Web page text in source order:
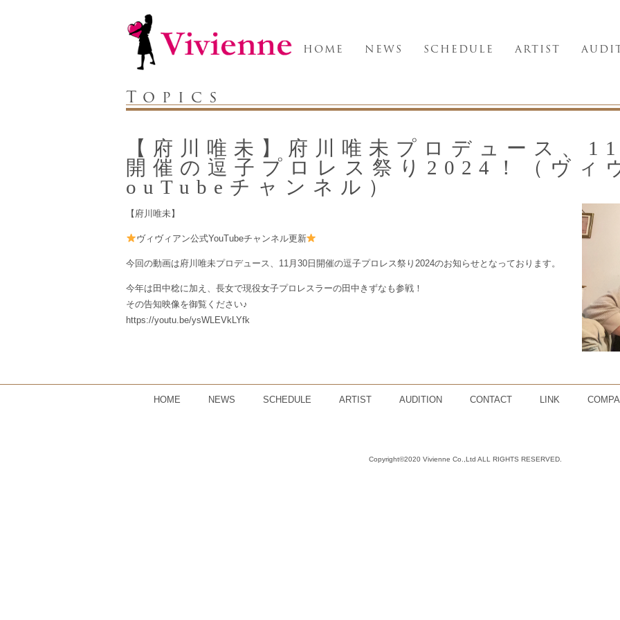
HOME NEWS SCHEDULE ARTIST
Topics
【府川唯未】府川唯未プロデュース、
開催の逗子プロレス祭り2024！（ヴィ
ouTubeチャンネル）
【府川唯未】
ヴィヴィアン公式YouTubeチャンネル更新
今回の動画は府川唯未プロデュース、11月30日開催の逗子プロレス祭り2024のお知らせとなっております。
今年は田中稔に加え、長女で現役女子プロレスラーの田中きずなも参戦！
その告知映像を御覧ください♪
https://youtu.be/ysWLEVkLYfk
HOME NEWS SCHEDULE ARTIST AUDITION CONTACT LINK
Copyright©2020 Vivienne Co.,Ltd ALL RIGHTS RESERVED.